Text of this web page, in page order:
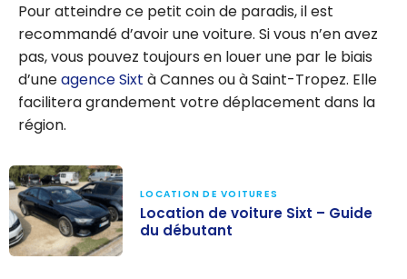
Pour atteindre ce petit coin de paradis, il est
recommandé d’avoir une voiture. Si vous n’en avez
pas, vous pouvez toujours en louer une par le biais
d’uneagence Sixt à Cannes ou à Saint-Tropez. Elle
facilitera grandement votre déplacement dans la
région.
LOCATION DE VOITURES
Location de voiture Sixt – Guide
du débutant